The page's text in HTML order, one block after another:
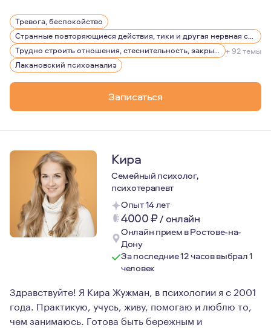
Люблю людей и смотрю на каждого как на
Интересуюсь искусством, литературой, люблю
Посмотреть мои тексты по анализу фильмов можно на
http://chitatkino.ru/lobster
http://chitatkino.ru/feya
http://chitatkino.ru/vernost
http://chitatkino.ru/21nuits
Телеграмм канал с текстами и подкастом: «сквозь
Тревога, беспокойство
Странные повторяющиеся действия, тики и другая нервная симптоматика
Трудно строить отношения, стеснительность, закрытость
+ 92 темы
Лакановский психоанализ
Записаться
Кира
Семейный психолог,
психотерапевт
Опыт 14 лет
4000₽/ онлайн
Онлайн прием в Ростове-на-
Дону
За последние 12 часов выбрал 1
человек
Здравствуйте! Я Кира Жужман, в психологии я с 2001
года. Практикую, учусь, живу, помогаю и люблю то,
чем занимаюсь. Готова быть бережным и